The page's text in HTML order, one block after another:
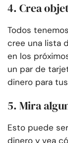
4. Crea
Todos
cree una lista
en los
un par de
dinero para
5. Mira
Esto puede
dinero y vea